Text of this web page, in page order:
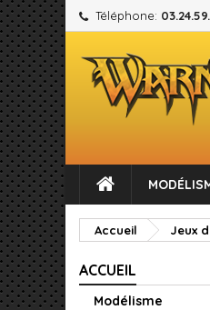
Téléphone:
Accueil Jeux
ACCUEIL
Modélisme